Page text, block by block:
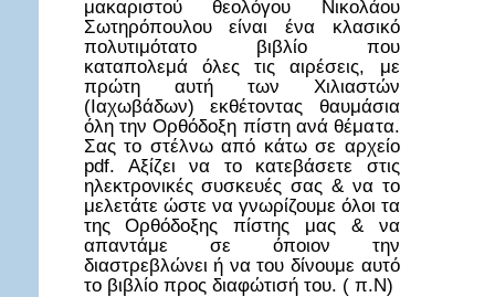
μακαριστού θεολόγου Νικολάου
Σωτηρόπουλου είναι ένα κλασικό
πολυτιμότατο βιβλίο που
καταπολεμά όλες τις αιρέσεις, με
πρώτη αυτή των Χιλιαστών
(Ιαχωβάδων) εκθέτοντας θαυμάσια
όλη την Ορθόδοξη πίστη ανά θέματα.
Σας το στέλνω από κάτω σε αρχείο
pdf. Αξίζει να το κατεβάσετε στις
ηλεκτρονικές συσκευές σας & να το
μελετάτε ώστε να γνωρίζουμε όλοι τα
της Ορθόδοξης πίστης μας & να
απαντάμε σε όποιον την
διαστρεβλώνει ή να του δίνουμε αυτό
το βιβλίο προς διαφώτισή του. ( π.Ν)